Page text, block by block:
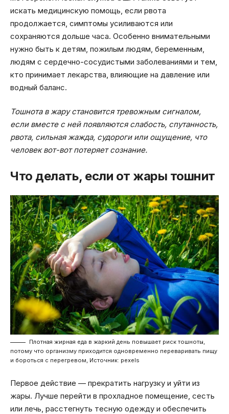
искать медицинскую помощь, если рвота
продолжается, симптомы усиливаются или
сохраняются дольше часа. Особенно внимательными
нужно быть к детям, пожилым людям, беременным,
людям с сердечно-сосудистыми заболеваниями и тем,
кто принимает лекарства, влияющие на давление или
водный баланс.
Тошнота в жару становится тревожным сигналом,
если вместе с ней появляются слабость, спутанность,
рвота, сильная жажда, судороги или ощущение, что
человек вот-вот потеряет сознание.
Что делать, если от жары тошнит
Плотная жирная еда в жаркий день повышает риск тошноты,
потому что организму приходится одновременно переваривать пищу
и бороться с перегревом, Источник: pexels
Первое действие — прекратить нагрузку и уйти из
жары. Лучше перейти в прохладное помещение, сесть
или лечь, расстегнуть тесную одежду и обеспечить